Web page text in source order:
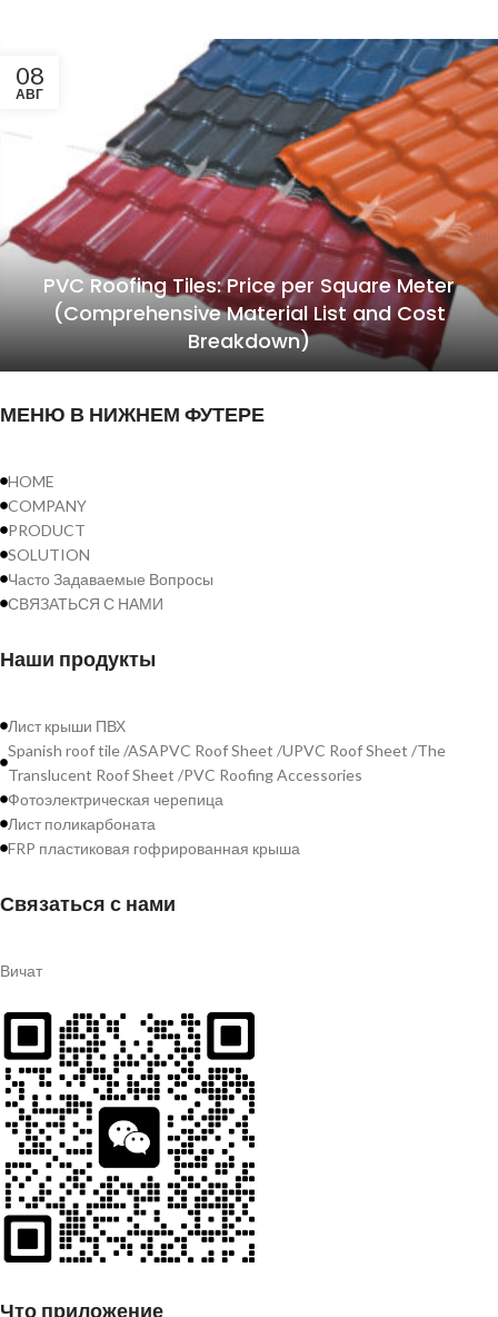
08
АВГ
PVC Roofing Tiles: Price per Square Meter
(Comprehensive Material List and Cost
Breakdown)
МЕНЮ В НИЖНЕМ ФУТЕРЕ
HOME
COMPANY
PRODUCT
SOLUTION
Часто Задаваемые Вопросы
СВЯЗАТЬСЯ С НАМИ
Наши продукты
Лист крыши ПВХ
Spanish roof tile /ASAPVC Roof Sheet /UPVC Roof Sheet /The
Translucent Roof Sheet /PVC Roofing Accessories
Фотоэлектрическая черепица
Лист поликарбоната
FRP пластиковая гофрированная крыша
Связаться с нами
Вичат
Что приложение